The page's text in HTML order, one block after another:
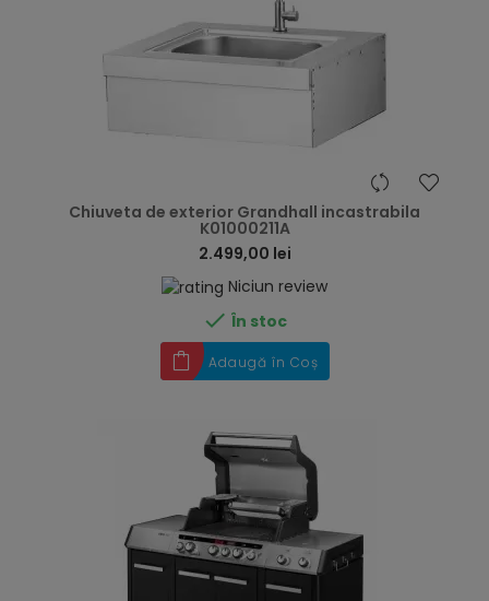
Chiuveta de exterior Grandhall incastrabila
K01000211A
2.499,00 lei
Niciun review
 În stoc
Adaugă în Coș